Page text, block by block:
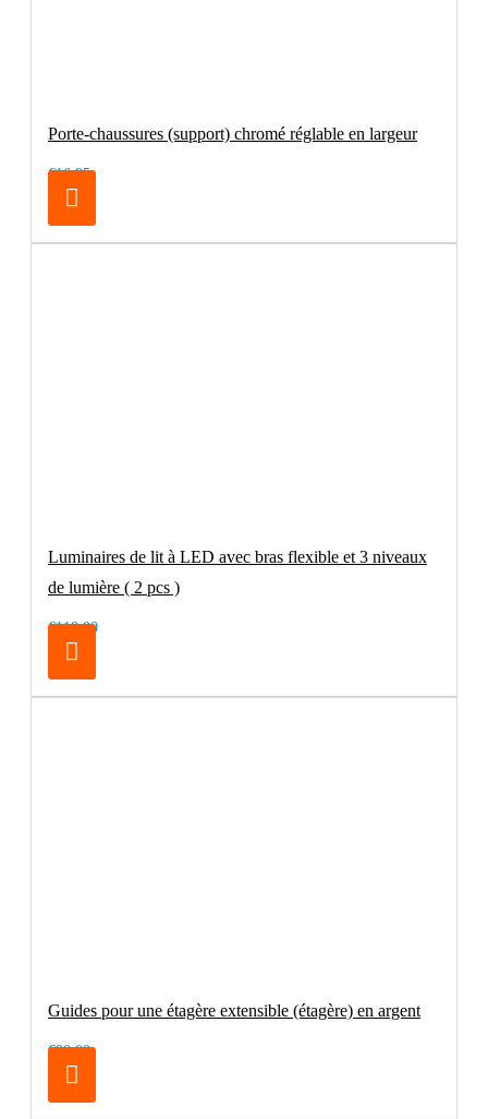
Porte-chaussures (support) chromé réglable en largeur
€16.95
Luminaires de lit à LED avec bras flexible et 3 niveaux
de lumière ( 2 pcs )
€119.00
Guides pour une étagère extensible (étagère) en argent
€98.00